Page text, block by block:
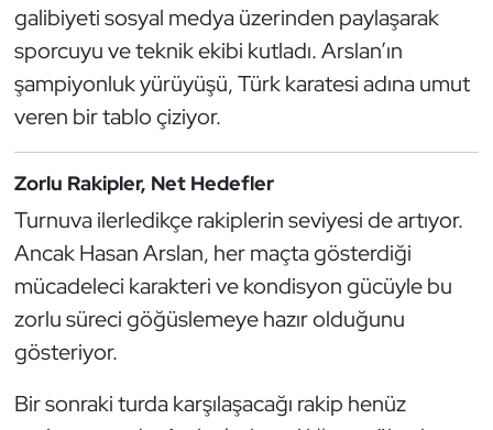
galibiyeti sosyal medya üzerinden paylaşarak
sporcuyu ve teknik ekibi kutladı. Arslan’ın
şampiyonluk yürüyüşü, Türk karatesi adına umut
veren bir tablo çiziyor.
Zorlu Rakipler, Net Hedefler
Turnuva ilerledikçe rakiplerin seviyesi de artıyor.
Ancak Hasan Arslan, her maçta gösterdiği
mücadeleci karakteri ve kondisyon gücüyle bu
zorlu süreci göğüslemeye hazır olduğunu
gösteriyor.
Bir sonraki turda karşılaşacağı rakip henüz
Kick Boks
Kürek
Masa Tenisi
Modern Pentatlon
Motor Sporları
Muay Thai
Okçuluk
Optimist